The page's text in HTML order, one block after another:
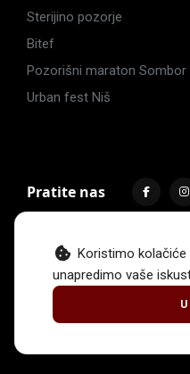
Koristimo kolačiće
unapredimo vaše
Sterijino pozorje
Bitef
Pozorišni maraton Sombor
Urban fest Niš
Pratite nas
Impressum Politika
. Sva prava